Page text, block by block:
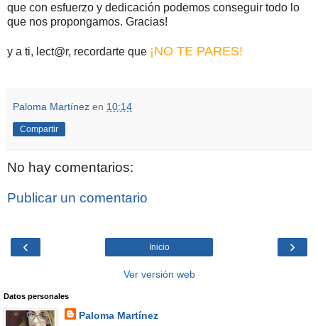
que con esfuerzo y dedicación podemos conseguir todo lo
que nos propongamos. Gracias!
y a ti, lect@r, recordarte que ¡NO TE PARES!
Paloma Martínez en 10:14
Compartir
No hay comentarios:
Publicar un comentario
‹ ›
Inicio
Ver versión web
Datos personales
Paloma Martínez